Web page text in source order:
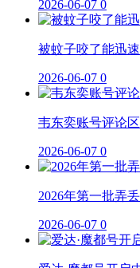
2026-06-07 0
被蚊子咬了能迅
2026-06-07 0
韦东奕账号评论
2026-06-07 0
2026年第一批弄
2026-06-07 0